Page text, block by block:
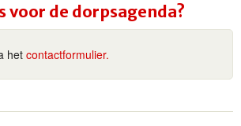
voor de dorpsagenda?
het contactformulier.